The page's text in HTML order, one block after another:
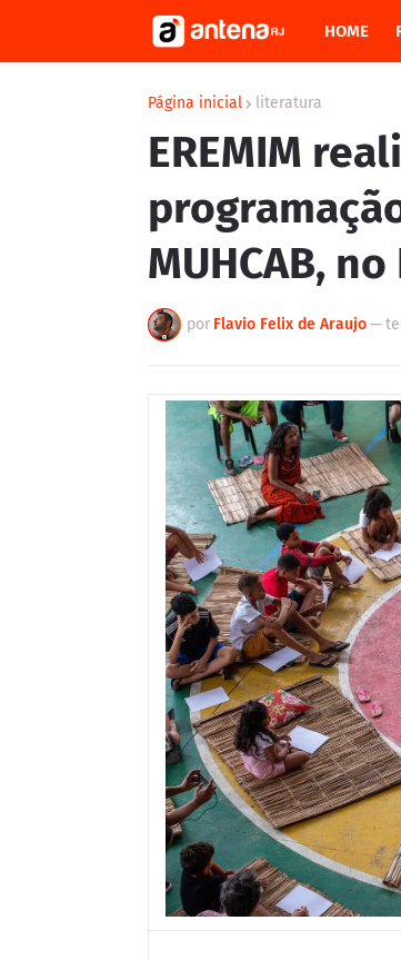
HOME
Página inicial literatura
EREMIM
MUHCAB, no
por Flavio Felix de Araujo—